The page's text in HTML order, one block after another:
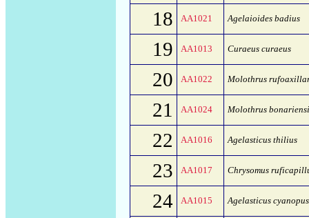
18 AA1021 Agelaioides badius
19 AA1013 Curaeus curaeus
20 AA1022 Molothrus
21 AA1024 Molothrus
22 AA1016 Agelasticus thilius
23 AA1017 Chrysomus
24 AA1015 Agelasticus cyanopus